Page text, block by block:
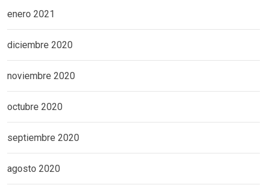
enero 2021
diciembre 2020
noviembre 2020
octubre 2020
septiembre 2020
agosto 2020